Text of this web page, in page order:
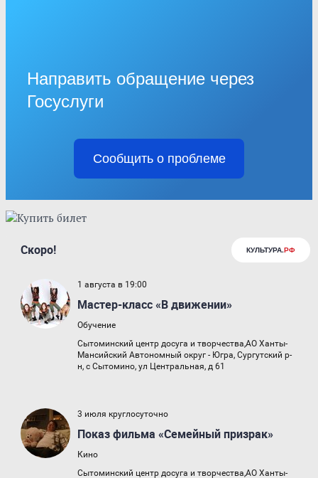
Направить обращение через
Госуслуги
Сообщить о проблеме